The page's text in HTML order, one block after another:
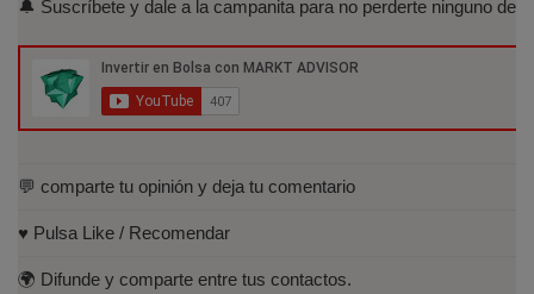
Cuantitativo (IEB).
Licenciado en Informática por la Universidad
Politécnica de Madrid(UPM)
🔔 Suscríbete y dale a la campanita para no perderte ninguno de
💬 comparte tu opinión y deja tu comentario
♥️ Pulsa Like / Recomendar
🌍 Difunde y comparte entre tus contactos.